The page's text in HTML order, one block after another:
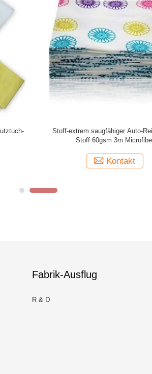
Stoff-extrem saugfähiger Auto-
Stoff 60gsm 3m
Kontakt
Fabrik-Ausflug
R & D